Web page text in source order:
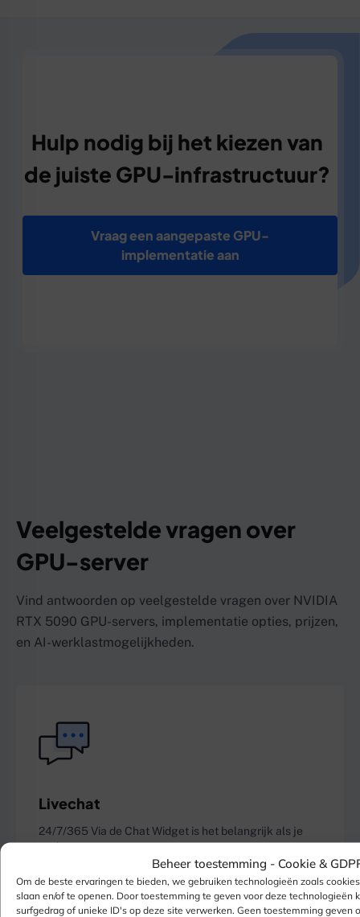
Beheer toestemming - Cookie &
Om de beste ervaringen te bieden, we gebruiken technologieën zoals
slaan en/of te openen. Door toestemming te geven voor deze technologieën
surfgedrag of unieke ID's op deze site verwerken. Geen toestemming geven
Hulp nodig bij het kiezen van
de juiste GPU-infrastructuur?
Vraag een aangepaste GPU-
implementatie aan
Veelgestelde vragen over
GPU-server
Vind antwoorden op veelgestelde vragen over NVIDIA
RTX 5090 GPU-servers, implementatie opties, prijzen,
en AI-werklastmogelijkheden.
Livechat
24/7/365 Via de Chat Widget is het belangrijk als je
rent.
Stuur een kaartje in